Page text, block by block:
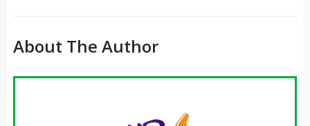
About The Author